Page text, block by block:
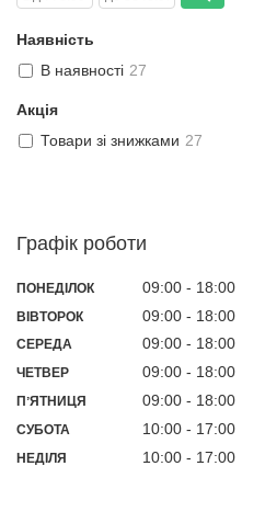
Наявність
В наявності 27
Акція
Товари зі знижками 27
Графік роботи
ПОНЕДІЛОК 09:00 18:00
ВІВТОРОК 09:00 18:00
СЕРЕДА 09:00 18:00
ЧЕТВЕР 09:00 18:00
ПʼЯТНИЦЯ 09:00 18:00
СУБОТА 10:00 17:00
НЕДІЛЯ 10:00 17:00